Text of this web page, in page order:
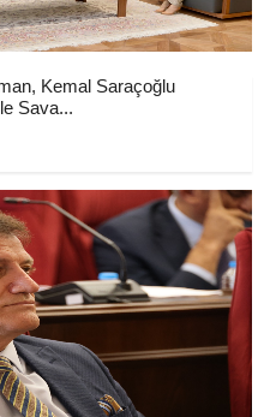
Kemal Saraçoğlu
Sava...